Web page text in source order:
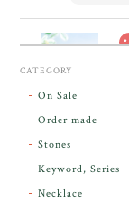
ンダラで感動
下さり、あり
CATEGORY
On Sale
Order made
Stones
Keyword, Series
Necklace